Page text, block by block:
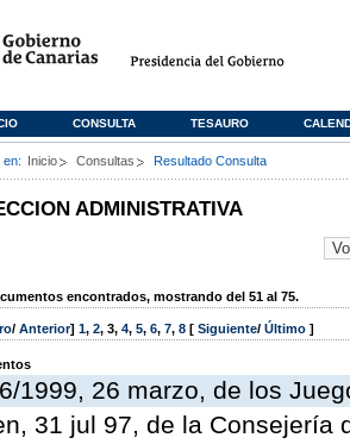
CONSULTA TESAURO
en: Inicio Consultas Resultado Consulta
ADMINISTRATIVA
encontrados, mostrando del 51 al 75.
/ Anterior] 1, 2, 3, 4, 5, 6, 7, 8 [ Siguiente/ Último ]
1999, 26 marzo, de los
31 jul 97, de la Consejería